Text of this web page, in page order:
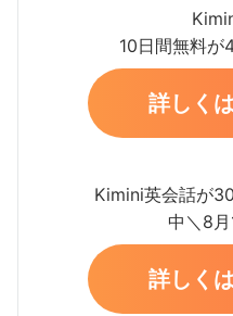
10日間無料が
詳しく
Kimini英会話が
中＼8
詳しく